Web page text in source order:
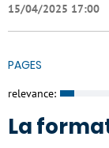
15/04/2025 17:00
PAGES
relevance:
La